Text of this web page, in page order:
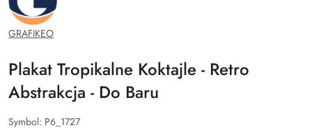
GRAFIKEO
Plakat Tropikalne Koktajle - Retro
Abstrakcja - Do Baru
Symbol: P6_1727